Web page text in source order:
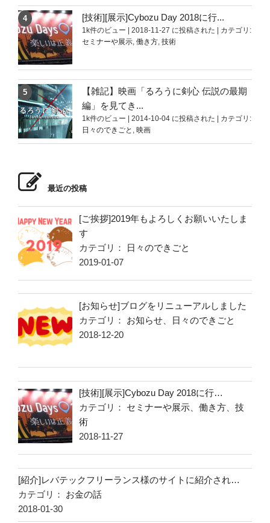
[技術][展示]Cybozu Day 2018に行...
1k件のビュー 2018-11-27 に投稿された
カテゴリ:
セミナーや展示, 働き方, 技術
【雑記】映画「るろうに剣心 伝説の最期
編」を見てき...
1k件のビュー 2014-10-04 に投稿された
カテゴリ:
日々のできごと , 映画
最近の投稿
[ご挨拶]2019年もよろしくお願いいたしま
す
カテゴリ：
日々のできごと
2019-01-07
[お知らせ]ブログをリニューアルしました
カテゴリ： お知らせ
日々のできごと
2018-12-20
[技術][展示]Cybozu Day 2018に行…
カテゴリ： セミナーや展示 、働き方 、技
術
2018-11-27
[紹介]レバテックフリーランス様のサイトに紹介され…
カテゴリ： お金の話
2018-01-30